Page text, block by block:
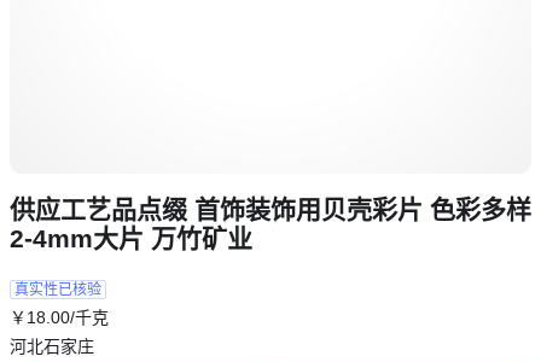
供应工艺品点缀 首饰装饰用贝壳彩片 色彩多样
2-4mm大片 万竹矿业
真实性已核验
￥ 18 .00/千克
河北石家庄